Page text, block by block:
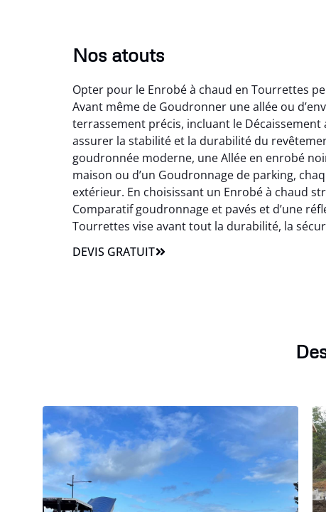
Nos atouts
Opter pour le Enrobé à chaud en Tourrettes
Avant même de Goudronner une allée ou
terrassement précis, incluant le
assurer la stabilité et la durabilité du
goudronnée moderne, une Allée en enrobé
maison ou d’un Goudronnage de parking,
extérieur. En choisissant un Enrobé à chaud
Comparatif goudronnage et pavés et d’une
Tourrettes vise avant tout la durabilité, la
DEVIS GRATUIT